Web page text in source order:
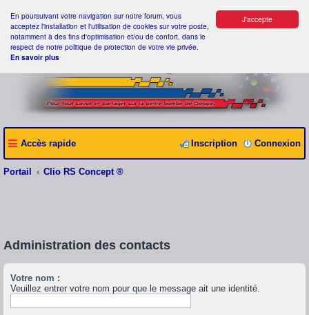
J'accepte
En poursuivant votre navigation sur notre forum, vous
acceptez l'installation et l'utilisation de cookies sur votre poste,
notamment à des fins d'optimisation et/ou de confort, dans le
respect de notre politique de protection de votre vie privée.
En savoir plus
Accès rapide Connexion
Inscription
Portail Clio RS Concept ®
Administration des contacts
Votre nom :
Veuillez entrer votre nom pour que le message ait une identité.